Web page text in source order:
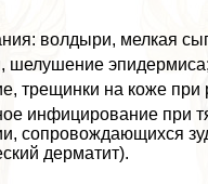
волдыри, мелкая
шелушение эпидермиса;
трещинки на коже при
инфицирование при
сопровождающихся
дерматит).